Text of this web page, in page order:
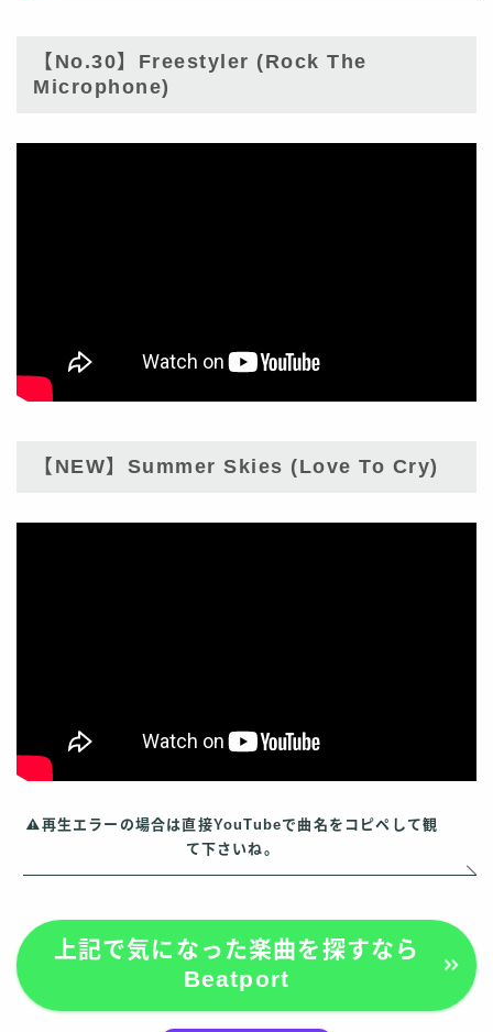
【No.30】Freestyler (Rock The
Microphone)
【NEW】Summer Skies (Love To Cry)
再生エラーの場合は直接YouTubeで曲名をコピペして観
て下さいね。
上記で気になった楽曲を探すなら
Beatport